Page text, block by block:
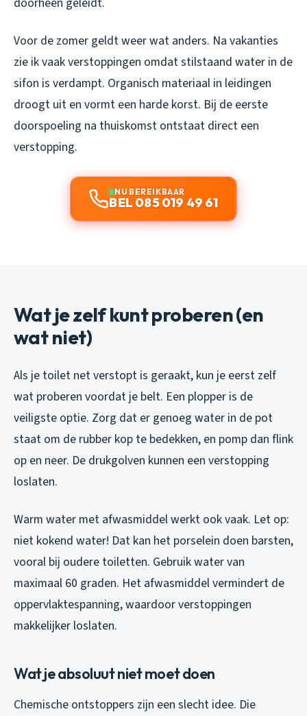
Voor de zomer geldt weer wat anders. Na vakanties
zie ik vaak verstoppingen omdat stilstaand water in de
sifon is verdampt. Organisch materiaal in leidingen
droogt uit en vormt een harde korst. Bij de eerste
doorspoeling na thuiskomst ontstaat direct een
verstopping.
NU BEREIKBAAR
BEL 085 019 49 61
Wat je zelf kunt proberen (en
wat niet)
Als je toilet net verstopt is geraakt, kun je eerst zelf
wat proberen voordat je belt. Een plopper is de
veiligste optie. Zorg dat er genoeg water in de pot
staat om de rubber kop te bedekken, en pomp dan flink
op en neer. De drukgolven kunnen een verstopping
loslaten.
Warm water met afwasmiddel werkt ook vaak. Let op:
niet kokend water! Dat kan het porselein doen barsten,
vooral bij oudere toiletten. Gebruik water van
maximaal 60 graden. Het afwasmiddel vermindert de
oppervlaktespanning, waardoor verstoppingen
makkelijker loslaten.
Wat je absoluut niet moet doen
Chemische ontstoppers zijn een slecht idee. Die